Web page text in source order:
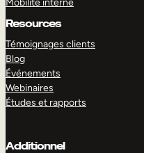
Mobilité interne
Resources
Témoignages clients
Blog
Événements
Webinaires
Études et rapports
Additionnel